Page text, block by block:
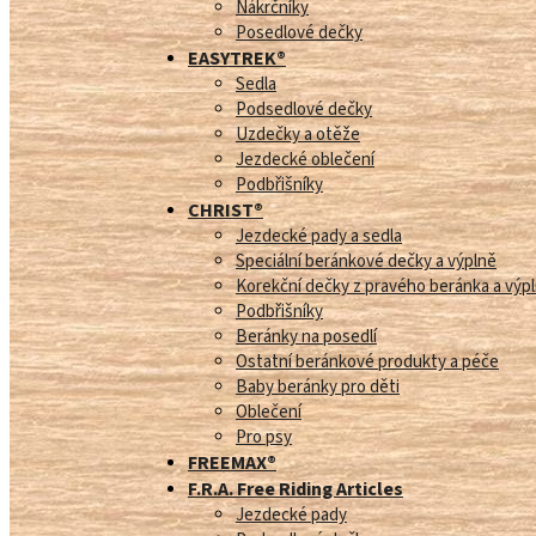
Nákrčníky
Posedlové dečky
EASYTREK®
Sedla
Podsedlové dečky
Uzdečky a otěže
Jezdecké oblečení
Podbřišníky
CHRIST®
Jezdecké pady a sedla
Speciální beránkové dečky a výplně
Korekční dečky z pravého beránka a
Podbřišníky
Beránky na posedlí
Ostatní beránkové produkty a péče
Baby beránky pro děti
Oblečení
Pro psy
FREEMAX®
F.R.A. Free Riding Articles
Jezdecké pady